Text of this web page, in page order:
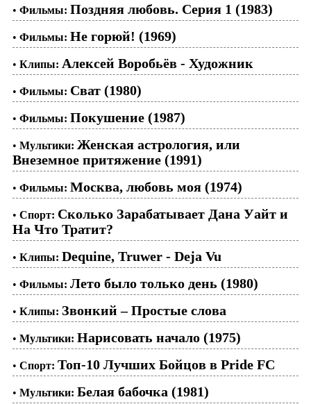
• Фильмы: Поздняя любовь. Серия 1 (1983)
• Фильмы: Не горюй! (1969)
• Клипы: Алексей Воробьёв - Художник
• Фильмы: Сват (1980)
• Фильмы: Покушение (1987)
• Мультики: Женская астрология, или
Внеземное притяжение (1991)
• Фильмы: Москва, любовь моя (1974)
• Спорт: Сколько Зарабатывает Дана Уайт и
На Что Тратит?
• Клипы: Dequine, Truwer - Deja Vu
• Фильмы: Лето было только день (1980)
• Клипы: Звонкий – Простые слова
• Мультики: Нарисовать начало (1975)
• Спорт: Топ-10 Лучших Бойцов в Pride FC
• Мультики: Белая бабочка (1981)